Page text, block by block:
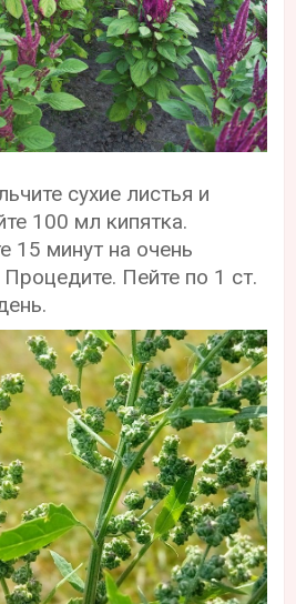
сухие листья и
100 мл кипятка.
15 минут на очень
Пейте по 1 ст.